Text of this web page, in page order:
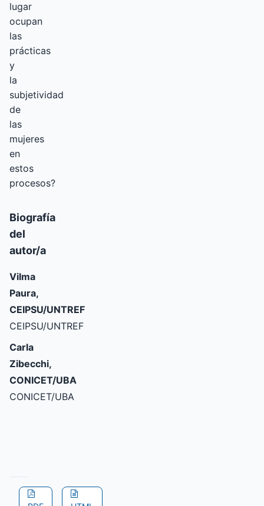
lugar
ocupan
las
prácticas
y
la
subjetividad
de
las
mujeres
en
estos
procesos?
Biografía
del
autor/a
Vilma
Paura,
CEIPSU/UNTREF
CEIPSU/UNTREF
Carla
Zibecchi,
CONICET/UBA
CONICET/UBA